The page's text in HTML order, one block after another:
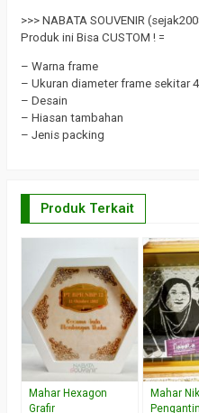
>>> NABATA SOUVENIR
Produk ini Bisa CUSTOM ! =
– Warna frame
– Ukuran diameter frame sekitar
– Desain
– Hiasan tambahan
– Jenis packing
Produk Terkait
Mahar Hexagon
Grafir
Mahar